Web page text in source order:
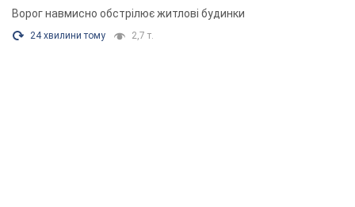
Ворог навмисно обстрілює житлові будинки
24 хвилини тому 2,7 т.